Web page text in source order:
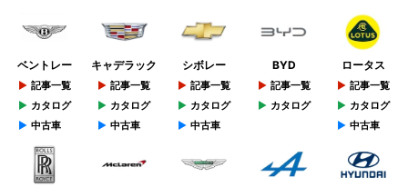
ベントレー
記事一覧
カタログ
中古車
キャデラック
記事一覧
カタログ
中古車
シボレー
記事一覧
カタログ
中古車
BYD
記事一覧
カタログ
ロータス
記事一覧
カタログ
中古車